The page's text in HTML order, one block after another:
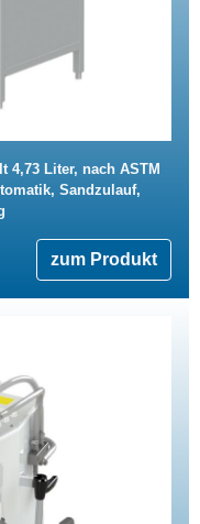
4,73 Liter, nach ASTM
Sandzulauf,
zum Produkt